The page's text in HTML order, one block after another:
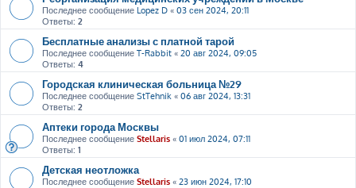
Последнее сообщение Lopez D « 03 сен 2024, 20:11
Ответы: 2
Бесплатные анализы с платной тарой
Последнее сообщение T-Rabbit « 20 авг 2024, 09:05
Ответы: 4
Городская клиническая больница №29
Последнее сообщение StTehnik « 06 авг 2024, 13:31
Ответы: 2
Аптеки города Москвы
Последнее сообщение Stellaris « 01 июл 2024, 07:11
Ответы: 1
Детская неотложка
Последнее сообщение Stellaris « 23 июн 2024, 17:10